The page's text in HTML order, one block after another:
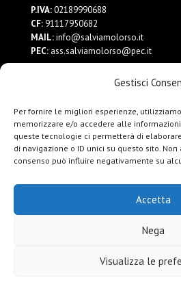
Gestisci
Per fornire le migliori esperienze,
memorizzare e/o accedere alle
queste tecnologie ci permetterà di
di navigazione o ID unici su questo sito.
consenso può influire negativamente su
Accetta
Nega
Visualizza le
P.IVA:02189990688
CF:91117950682
MAIL:info@salviamolorso.it
PEC:ass.salviamolorso@pec.it
Privacy Policy